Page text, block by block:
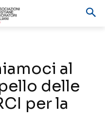
al
delle
per la